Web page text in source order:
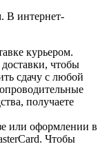
В интернет-
курьером.
чтобы
сдачу с любой
получаете
или оформлении в
Чтобы